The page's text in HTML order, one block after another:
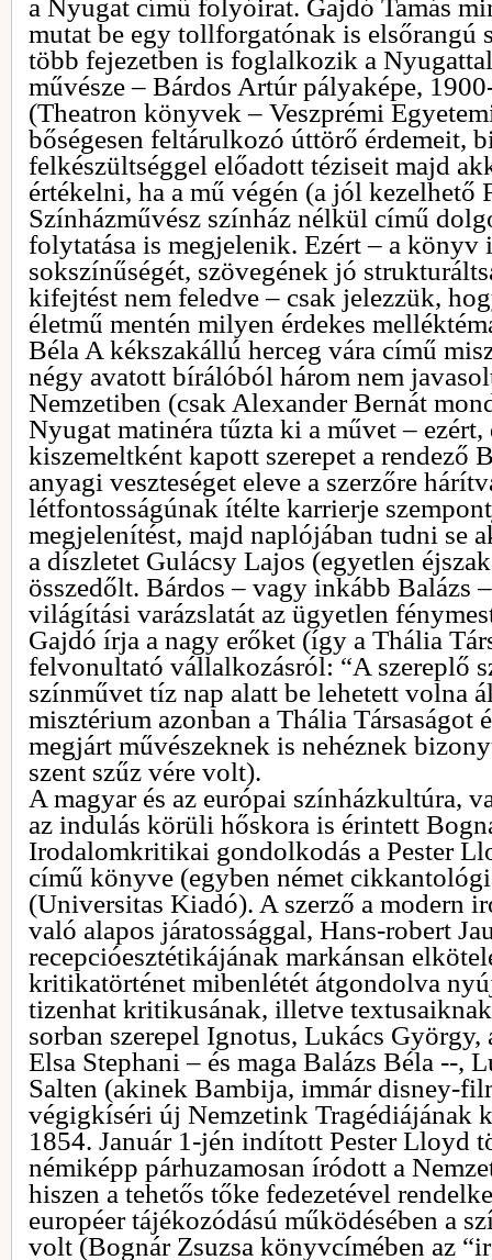
a Nyugat című folyóirat. Gajdó Tamás
mutat be egy tollforgatónak is elsőrangú
több fejezetben is foglalkozik a
művésze – Bárdos Artúr pályaképe,
(Theatron könyvek – Veszprémi
bőségesen feltárulkozó úttörő érdemeit,
felkészültséggel előadott téziseit majd
értékelni, ha a mű végén (a jól kezelhető
Színházművész színház nélkül című
folytatása is megjelenik. Ezért – a könyv
sokszínűségét, szövegének jó
kifejtést nem feledve – csak jelezzük,
életmű mentén milyen érdekes
Béla A kékszakállú herceg vára című
négy avatott bírálóból három nem
Nemzetiben (csak Alexander Bernát
Nyugat matinéra tűzta ki a művet – ezért,
kiszemeltként kapott szerepet a rendező
anyagi veszteséget eleve a szerzőre
létfontosságúnak ítélte karrierje
megjelenítést, majd naplójában tudni se
a díszletet Gulácsy Lajos (egyetlen
összedőlt. Bárdos – vagy inkább Balázs
világítási varázslatát az ügyetlen
Gajdó írja a nagy erőket (így a Thália
felvonultató vállalkozásról: “A szereplő
színművet tíz nap alatt be lehetett volna
misztérium azonban a Thália Társaságot
megjárt művészeknek is nehéznek
szent szűz vére volt).
A magyar és az európai színházkultúra,
az indulás körüli hőskora is érintett
Irodalomkritikai gondolkodás a Pester
című könyve (egyben német
(Universitas Kiadó). A szerző a modern
való alapos járatossággal, Hans-robert
recepcióesztétikájának markánsan
kritikatörténet mibenlétét átgondolva
tizenhat kritikusának, illetve
sorban szerepel Ignotus, Lukács
Elsa Stephani – és maga Balázs Béla --,
Salten (akinek Bambija, immár disney-
végigkíséri új Nemzetink Tragédiájának
1854. Január 1-jén indított Pester Lloyd
némiképp párhuzamosan íródott a
hiszen a tehetős tőke fedezetével
européer tájékozódású működésében a
volt (Bognár Zsuzsa könyvcímében az